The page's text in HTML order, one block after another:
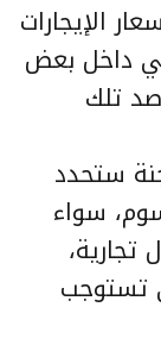
الإيجارات
داخل بعض
تلك
ستحدد
سواء
تستوجب